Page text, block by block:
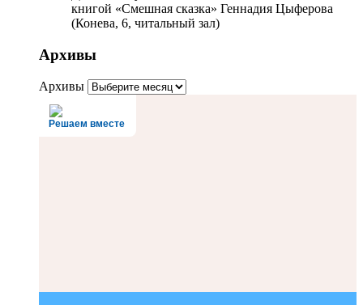
книгой «Смешная сказка» Геннадия Цыферова
(Конева, 6, читальный зал)
Архивы
Архивы
Решаем вместе